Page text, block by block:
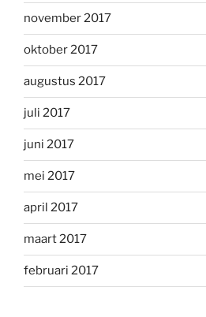
november 2017
oktober 2017
augustus 2017
juli 2017
juni 2017
mei 2017
april 2017
maart 2017
februari 2017